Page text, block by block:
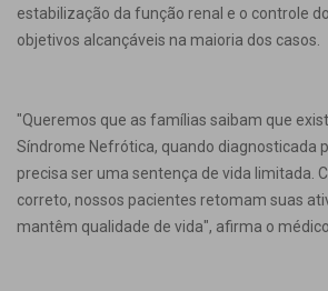
estabilização da função renal e o controle
objetivos alcançáveis na maioria dos casos.
"Queremos que as famílias saibam que
Síndrome Nefrótica, quando diagnosticada
precisa ser uma sentença de vida limitada.
correto, nossos pacientes retomam suas
mantêm qualidade de vida", afirma o médico.